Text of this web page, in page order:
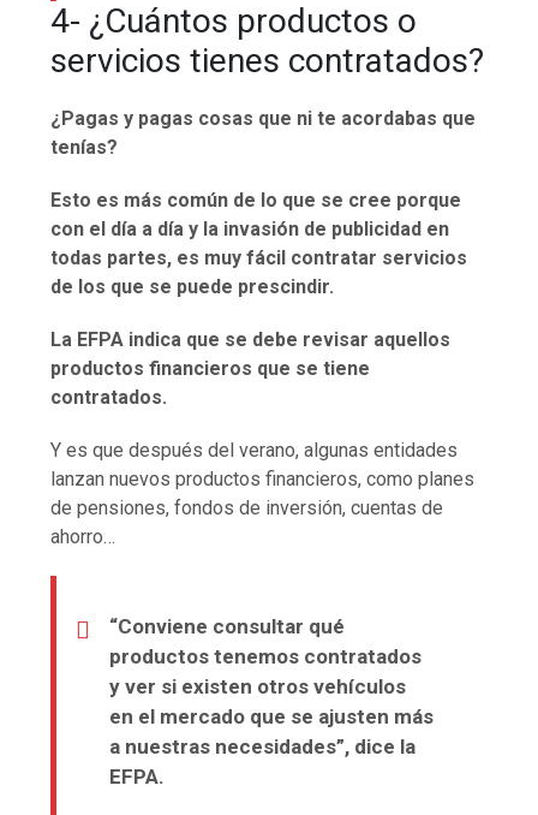
4- ¿Cuántos productos o
servicios tienes contratados?
¿Pagas y pagas cosas que ni te acordabas que
tenías?
Esto es más común de lo que se cree porque
con el día a día y la invasión de publicidad en
todas partes, es muy fácil contratar servicios
de los que se puede prescindir.
La EFPA indica que se debe revisar aquellos
productos financieros que se tiene
contratados.
Y es que después del verano, algunas entidades
lanzan nuevos productos financieros, como planes
de pensiones, fondos de inversión, cuentas de
ahorro…
“Conviene consultar qué
productos tenemos contratados
y ver si existen otros vehículos
en el mercado que se ajusten más
a nuestras necesidades”, dice la
EFPA.